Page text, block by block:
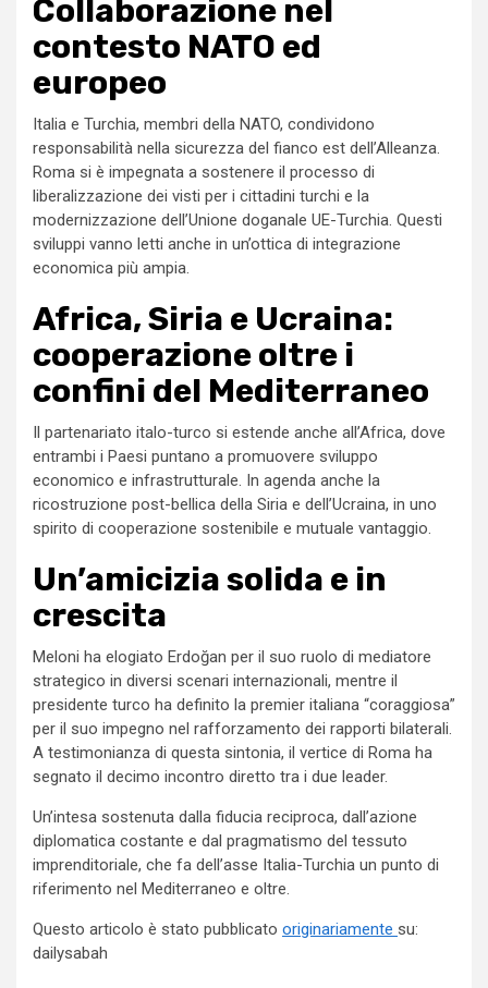
Collaborazione nel
contesto NATO ed
europeo
Italia e Turchia, membri della NATO, condividono
responsabilità nella sicurezza del fianco est dell’Alleanza.
Roma si è impegnata a sostenere il processo di
liberalizzazione dei visti per i cittadini turchi e la
modernizzazione dell’Unione doganale UE-Turchia. Questi
sviluppi vanno letti anche in un’ottica di integrazione
economica più ampia.
Africa, Siria e Ucraina:
cooperazione oltre i
confini del Mediterraneo
Il partenariato italo-turco si estende anche all’Africa, dove
entrambi i Paesi puntano a promuovere sviluppo
economico e infrastrutturale. In agenda anche la
ricostruzione post-bellica della Siria e dell’Ucraina, in uno
spirito di cooperazione sostenibile e mutuale vantaggio.
Un’amicizia solida e in
crescita
Meloni ha elogiato Erdoğan per il suo ruolo di mediatore
strategico in diversi scenari internazionali, mentre il
presidente turco ha definito la premier italiana “coraggiosa”
per il suo impegno nel rafforzamento dei rapporti bilaterali.
A testimonianza di questa sintonia, il vertice di Roma ha
segnato il decimo incontro diretto tra i due leader.
Un’intesa sostenuta dalla fiducia reciproca, dall’azione
diplomatica costante e dal pragmatismo del tessuto
imprenditoriale, che fa dell’asse Italia-Turchia un punto di
riferimento nel Mediterraneo e oltre.
Questo articolo è stato pubblicato originariamente su:
dailysabah